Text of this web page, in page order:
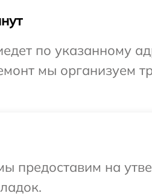
по указанному
мы организуем
предоставим на